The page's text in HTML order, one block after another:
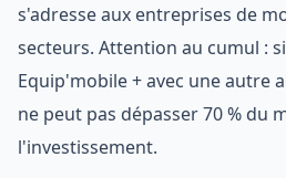
s'adresse aux entreprises de
secteurs. Attention au cumul :
Equip'mobile + avec une autre
ne peut pas dépasser 70 % du
l'investissement.